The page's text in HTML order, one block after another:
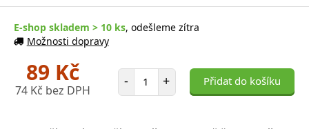
E-shop skladem > 10 ks, odešleme zítra
Možnosti dopravy
89 Kč
74 Kč bez DPH
- Počet položek
+ Přidat do košíku